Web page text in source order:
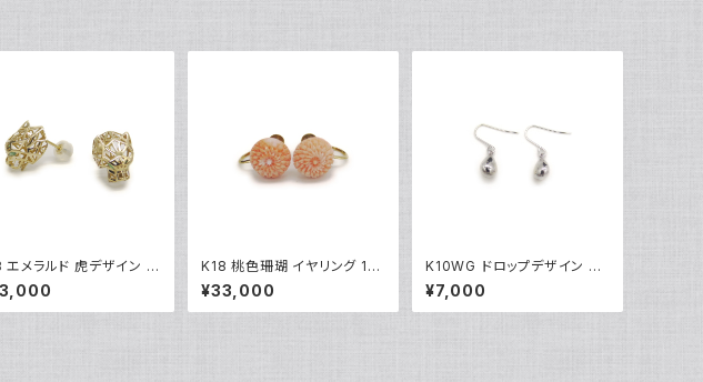
エメラルド 虎デザイン ピ
18金 スタッドピアス Y0
K18 桃色珊瑚 イヤリング 18
金 ネジ式 Y04894
¥33,000
K10WG ドロップデザイン ピ
アス 10金 ホワイトゴールド
フックピアス Y04897
¥7,000